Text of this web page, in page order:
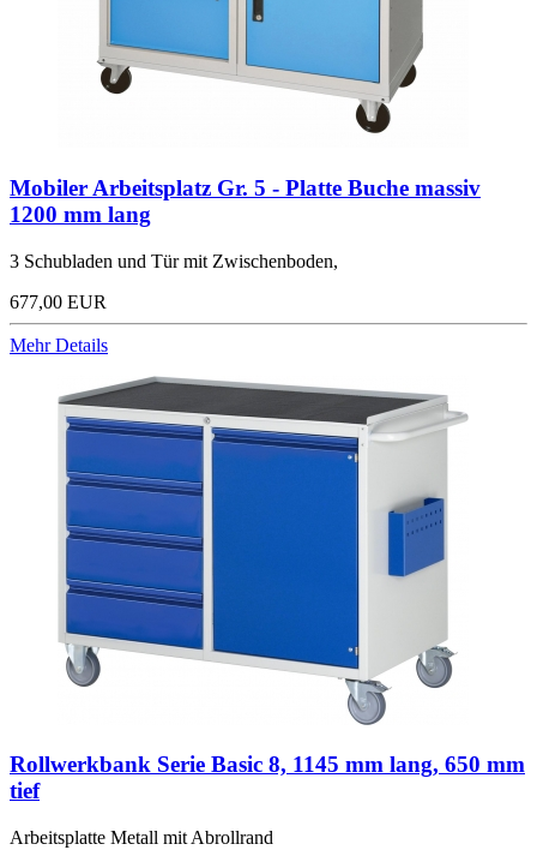
Mobiler Arbeitsplatz Gr. 5 - Platte Buche massiv
1200 mm lang
3 Schubladen und Tür mit Zwischenboden,
677,00 EUR
Mehr Details
Rollwerkbank Serie Basic 8, 1145 mm lang, 650 mm
tief
Arbeitsplatte Metall mit Abrollrand